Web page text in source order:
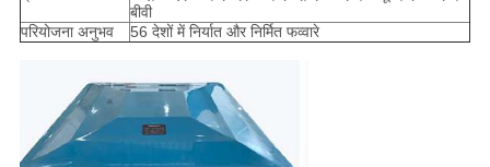
बीवी
परियोजना अनुभव
56 देशों में निर्यात और निर्मित फव्वारे